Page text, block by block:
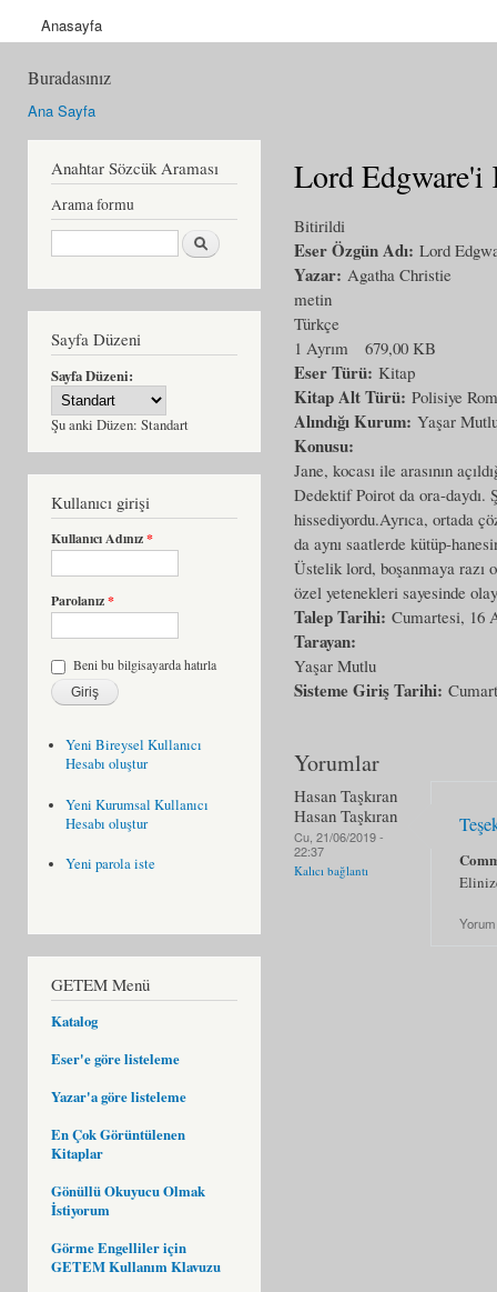
Anasayfa
Buradasınız
Ana Sayfa
Anahtar Sözcük Araması
Arama formu
Ara
Sayfa Düzeni
Sayfa Düzeni:
Şu anki Düzen: Standart
Kullanıcı girişi
Kullanıcı Adınız*
Parolanız*
Beni bu bilgisayarda hatırla
Yeni Bireysel Kullanıcı
Hesabı oluştur
Yeni Kurumsal Kullanıcı
Hesabı oluştur
Yeni parola iste
GETEM Menü
Katalog
Eser'e göre listeleme
Yazar'a göre listeleme
En Çok Görüntülenen
Kitaplar
Gönüllü Okuyucu Olmak
İstiyorum
Görme Engelliler için
GETEM Kullanım Klavuzu
Lord
Bitirildi
Eser Özgün Adı: Lord
Yazar: Agatha Christie
metin
Türkçe
1 Ayrım
679,00 KB
Eser Türü: Kitap
Kitap Alt Türü: Polisiye
Alındığı Kurum: Yaşar
Konusu:
Jane, kocası ile arasının
Dedektif Poirot da ora-daydı.
hissediyordu.Ayrıca, ortada
da aynı saatlerde kütüp-
Üstelik lord, boşanmaya razı
özel yetenekleri sayesinde
Talep Tarihi: Cumartesi, 16
Tarayan:
Yaşar Mutlu
Sisteme Giriş Tarihi:
Yorumlar
Hasan Taşkıran
Hasan Taşkıran
Cu, 21/06/2019 -
22:37
Kalıcı bağlantı